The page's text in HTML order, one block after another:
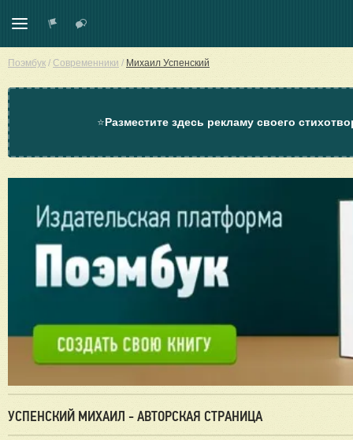
Поэмбук / Современники / Михаил Успенский
⭐Разместите здесь рекламу своего
УСПЕНСКИЙ МИХАИЛ - АВТОРСКАЯ СТРАНИЦА